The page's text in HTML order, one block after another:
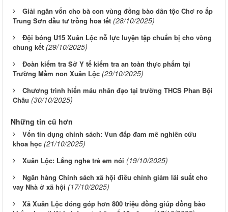
Giải ngân vốn cho bà con vùng đồng bào dân tộc Chơ ro ấp
Trung Sơn đầu tư trồng hoa tết (28/10/2025)
Đội bóng U15 Xuân Lộc nỗ lực luyện tập chuẩn bị cho vòng
chung kết (29/10/2025)
Đoàn kiểm tra Sở Y tế kiểm tra an toàn thực phẩm tại
Trường Mầm non Xuân Lộc (29/10/2025)
Chương trình hiến máu nhân đạo tại trường THCS Phan Bội
Châu (30/10/2025)
Những tin cũ hơn
Vốn tín dụng chính sách: Vun đắp đam mê nghiên cứu
khoa học (21/10/2025)
Xuân Lộc: Lắng nghe trẻ em nói (19/10/2025)
Ngân hàng Chính sách xã hội điều chỉnh giảm lãi suất cho
vay Nhà ở xã hội (17/10/2025)
Xã Xuân Lộc đóng góp hơn 800 triệu đồng giúp đồng bào